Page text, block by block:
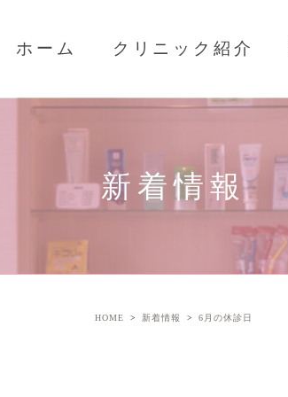
ホーム クリニック紹介
新着情報
HOME 新着情報 6月の休診日